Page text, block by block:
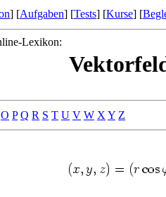
] [Aufgaben] [Tests] [Kurse] [
Lexikon:
O P Q R S T U V W X Y Z